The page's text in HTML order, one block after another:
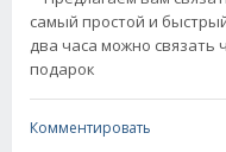
самый простой и
два часа можно
подарок
Комментировать